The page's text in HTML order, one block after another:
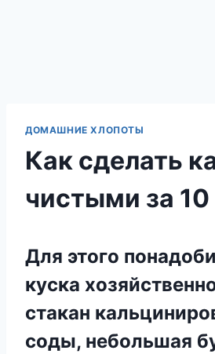
ДОМАШНИЕ ХЛОПОТЫ
Как сделать
чистыми за
Для этого
куска
стакан
соды, небольшая